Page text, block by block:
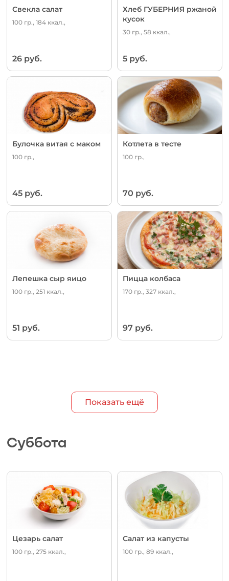
Свекла салат
100 гр., 184 ккал.,
26 руб.
Хлеб ГУБЕРНИЯ ржаной
кусок
30 гр., 58 ккал.,
5 руб.
Булочка витая с маком
100 гр.,
45 руб.
Котлета в тесте
100 гр.,
70 руб.
Лепешка сыр яицо
100 гр., 251 ккал.,
51 руб.
Пицца колбаса
170 гр., 327 ккал.,
97 руб.
Показать ещё
Суббота
Цезарь салат
100 гр., 275 ккал.,
Салат из капусты
100 гр., 89 ккал.,